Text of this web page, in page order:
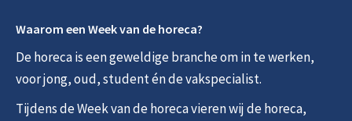
Waarom een Week van de horeca?
De horeca is een geweldige branche om in te werken,
voor jong, oud, student én de vakspecialist.
Tijdens de Week van de horeca vieren wij de horeca,